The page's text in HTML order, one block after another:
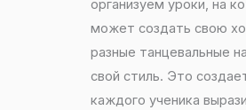
организуем уроки, на
может создать свою
разные танцевальные
свой стиль. Это
каждого ученика